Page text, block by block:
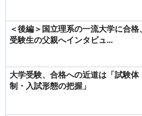
＜後編＞国立理系の一流大学に合格、
受験生の父親へインタビュ...
大学受験、合格への近道は「試験体
制・入試形態の把握」